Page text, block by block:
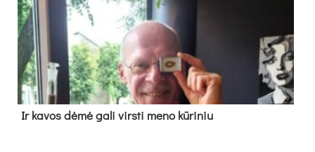
Ir ka­vos dė­mė ga­li virs­ti me­no kū­ri­niu